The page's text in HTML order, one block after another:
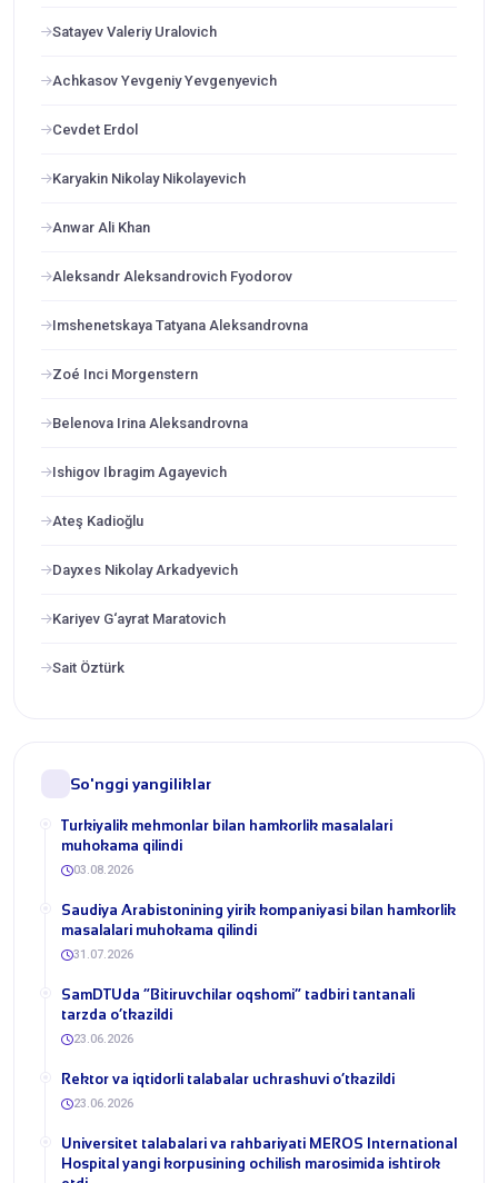
Satayev Valeriy Uralovich
Achkasov Yevgeniy Yevgenyevich
Cevdet Erdol
Karyakin Nikolay Nikolayevich
Anwar Ali Khan
Aleksandr Aleksandrovich Fyodorov
Imshenetskaya Tatyana Aleksandrovna
Zoé Inci Morgenstern
Belenova Irina Aleksandrovna
Ishigov Ibragim Agayevich
Ateş Kadioğlu
Dayxes Nikolay Arkadyevich
Kariyev G‘ayrat Maratovich
Sait Öztürk
So'nggi yangiliklar
Turkiyalik mehmonlar bilan hamkorlik masalalari
muhokama qilindi
03.08.2026
​Saudiya Arabistonining yirik kompaniyasi bilan hamkorlik
masalalari muhokama qilindi
31.07.2026
​SamDTUda “Bitiruvchilar oqshomi” tadbiri tantanali
tarzda o‘tkazildi
23.06.2026
​Rektor va iqtidorli talabalar uchrashuvi o‘tkazildi
23.06.2026
Universitet talabalari va rahbariyati MEROS International
Hospital yangi korpusining ochilish marosimida ishtirok